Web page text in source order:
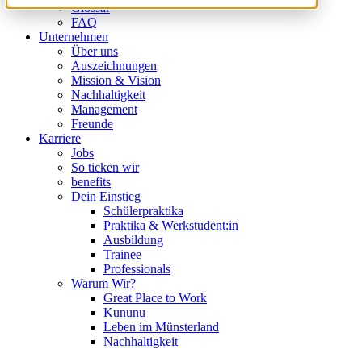
Glossar
FAQ
Unternehmen
Über uns
Auszeichnungen
Mission & Vision
Nachhaltigkeit
Management
Freunde
Karriere
Jobs
So ticken wir
benefits
Dein Einstieg
Schülerpraktika
Praktika & Werkstudent:in
Ausbildung
Trainee
Professionals
Warum Wir?
Great Place to Work
Kununu
Leben im Münsterland
Nachhaltigkeit